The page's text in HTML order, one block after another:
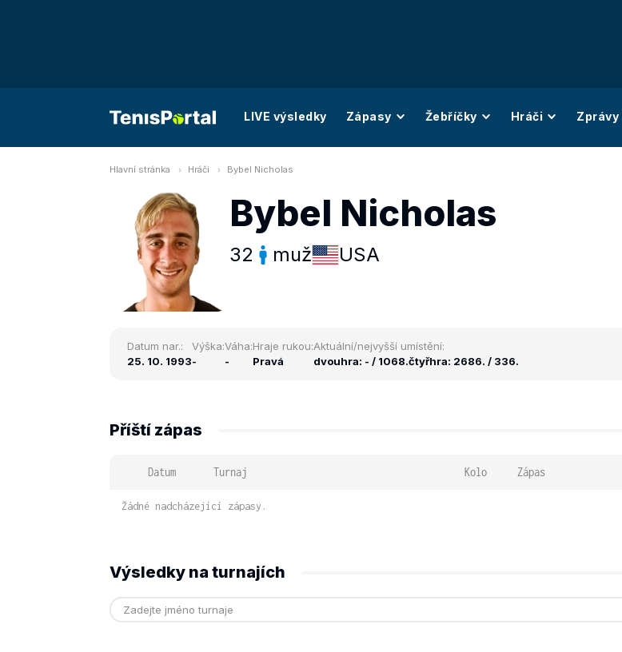
LIVE výsledky Zápasy Žebříčky Hráči Zprávy
Hlavní stránka Hráči Bybel Nicholas
Bybel Nicholas
32 muž USA
Datum nar.:
25. 10. 1993
Výška:
-
Váha:
-
Hraje rukou:
Pravá
Aktuální/nejvyšší umístění:
dvouhra: - / 1068.čtyřhra: 2686. / 336.
Příští zápas
Datum Turnaj Kolo Zápas
Žádné nadcházející zápasy.
Výsledky na turnajích